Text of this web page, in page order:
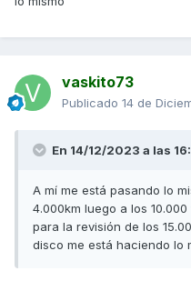
vaskito73
Publicado 14 de
En 14/12/2023 a las
A mí me está pasando lo
4.000km luego a los
para la revisión de los
disco me está haciendo lo